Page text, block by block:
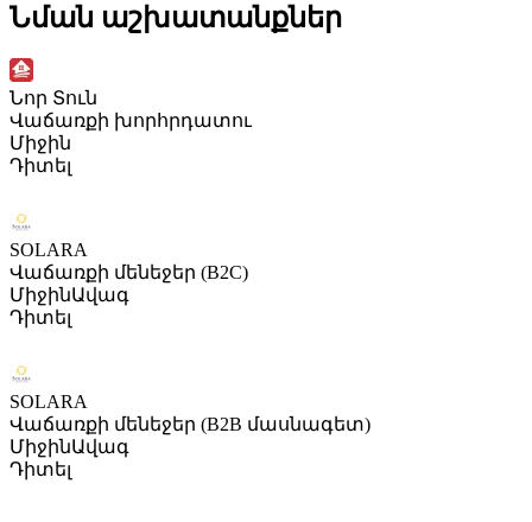
Նման աշխատանքներ
Նոր Տուն
Վաճառքի խորհրդատու
Միջին
Դիտել
SOLARA
Վաճառքի մենեջեր (B2C)
ՄիջինԱվագ
Դիտել
SOLARA
Վաճառքի մենեջեր (B2B մասնագետ)
ՄիջինԱվագ
Դիտել